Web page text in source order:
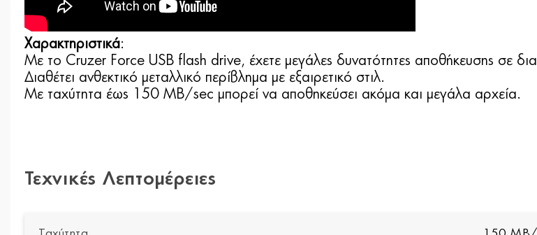
Χαρακτηριστικά:
Με το Cruzer Force USB flash drive, έχετε μεγάλες δυνατότητες αποθήκευσης σε
Διαθέτει ανθεκτικό μεταλλικό περίβλημα με εξαιρετικό στιλ.
Με ταχύτητα έως 150 ΜΒ/sec μπορεί να αποθηκεύσει ακόμα και μεγάλα αρχεία.
Τεχνικές Λεπτομέρειες